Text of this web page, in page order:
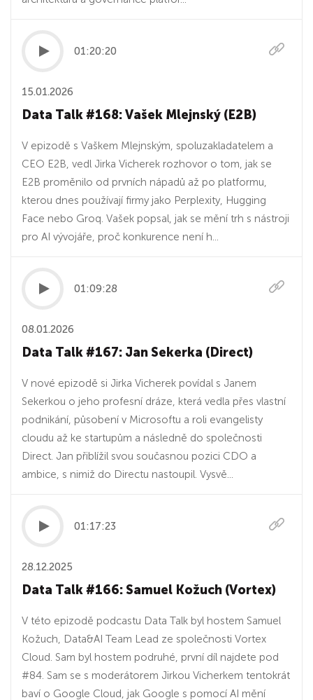
01:20:20
15.01.2026
Data Talk #168: Vašek Mlejnský (E2B)
V epizodě s Vaškem Mlejnským, spoluzakladatelem a
CEO E2B, vedl Jirka Vicherek rozhovor o tom, jak se
E2B proměnilo od prvních nápadů až po platformu,
kterou dnes používají firmy jako Perplexity, Hugging
Face nebo Groq. Vašek popsal, jak se mění trh s nástroji
pro AI vývojáře, proč konkurence není h...
01:09:28
08.01.2026
Data Talk #167: Jan Sekerka (Direct)
V nové epizodě si Jirka Vicherek povídal s Janem
Sekerkou o jeho profesní dráze, která vedla přes vlastní
podnikání, působení v Microsoftu a roli evangelisty
cloudu až ke startupům a následně do společnosti
Direct. Jan přiblížil svou současnou pozici CDO a
ambice, s nimiž do Directu nastoupil. Vysvě...
01:17:23
28.12.2025
Data Talk #166: Samuel Kožuch (Vortex)
V této epizodě podcastu Data Talk byl hostem Samuel
Kožuch, Data&AI Team Lead ze společnosti Vortex
Cloud. Sam byl hostem podruhé, první díl najdete pod
#84. Sam se s moderátorem Jirkou Vicherkem tentokrát
baví o Google Cloud, jak Google s pomocí AI mění